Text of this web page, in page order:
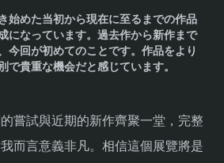
始めた当初から現在に至るまでの作品
になっています。過去作から新作まで
今回が初めてのことです。作品をより
で貴重な機会だと感じています。
嘗試與近期的新作齊聚一堂，完整
而言意義非凡。相信這個展覽將是